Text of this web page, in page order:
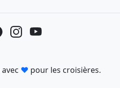
avec ♥ pour les croisières.